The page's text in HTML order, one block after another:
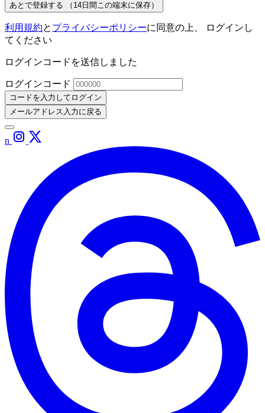
あとで登録する
（14日間この端末に保存）
利用規約と プライバシーポリシーに同意の上、 ログインし
てください
ログインコードを送信しました
ログインコード
コードを入力してログイン
メールアドレス入力に戻る
n